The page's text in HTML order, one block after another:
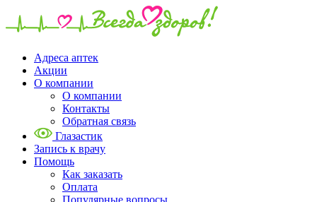
Адреса аптек
Акции
О компании
О компании
Контакты
Обратная связь
Глазастик
Запись к врачу
Помощь
Как заказать
Оплата
Популярные вопросы